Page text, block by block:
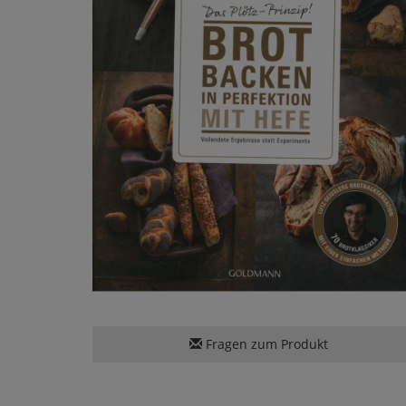
Fragen zum Produkt